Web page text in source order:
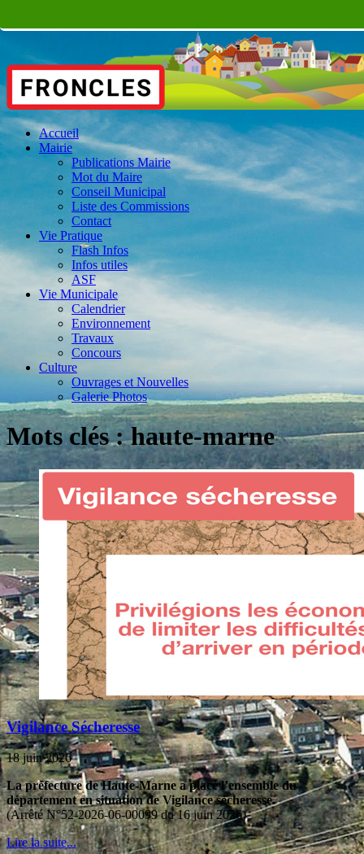
Accueil
Mairie
Publications Mairie
Mot du Maire
Conseil Municipal
Liste des Commissions
Contact
Vie Pratique
Flash Infos
Infos utiles
ASF
Vie Municipale
Calendrier
Environnement
Travaux
Concours
Culture
Ouvrages et Nouvelles
Galerie Photos
Mots clés : haute-marne
Vigilance Sécheresse
18 juin 2026
La préfecture de Haute-Marne a placé l’ensemble du
département en situation de Vigilance sécheresse.
(Arrêté N°52-2026-06-00099 du 16 juin 2026)
Lire la suite...